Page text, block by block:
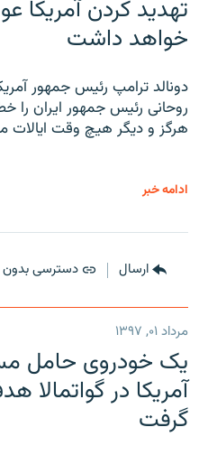
تهدید کردن آمریکا
خواهد داشت
دونالد ترامپ رئیس جمهور
روحانی رئیس جمهور ایران را
هرگز و دیگر هیچ وقت ایالات
ادامه خبر
ارسال دسترسی بدون
مرداد ۰۱, ۱۳۹۷
یک خودروی حامل
آمریکا در گواتمالا
گرفت